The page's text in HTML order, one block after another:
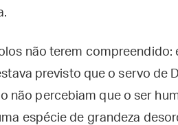
não terem compreendido:
previsto que o servo de
não percebiam que o ser
espécie de grandeza